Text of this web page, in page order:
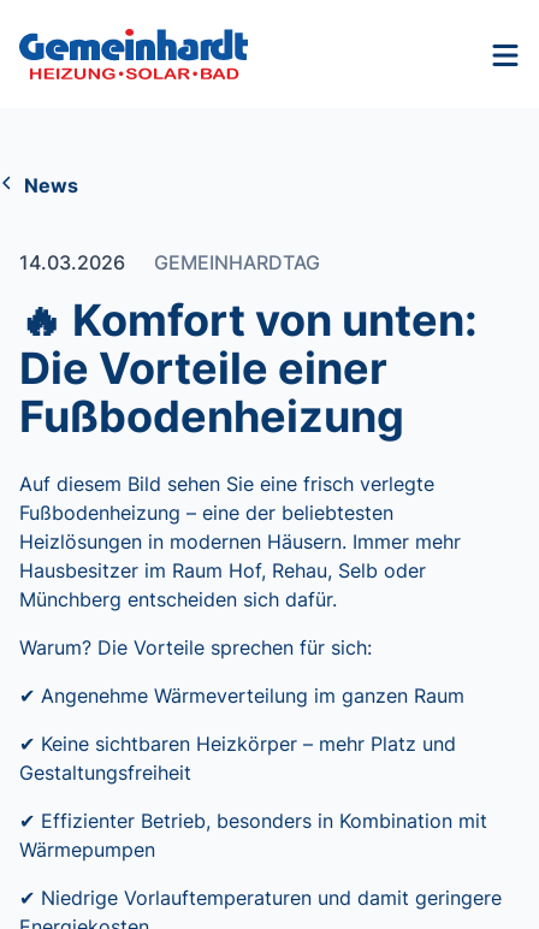
News
14.03.2026 GEMEINHARDTAG
🔥 Komfort von unten:
Die Vorteile einer
Fußbodenheizung
Auf diesem Bild sehen Sie eine frisch verlegte
Fußbodenheizung – eine der beliebtesten
Heizlösungen in modernen Häusern. Immer mehr
Hausbesitzer im Raum Hof, Rehau, Selb oder
Münchberg entscheiden sich dafür.
Warum? Die Vorteile sprechen für sich:
✔ Angenehme Wärmeverteilung im ganzen Raum
✔ Keine sichtbaren Heizkörper – mehr Platz und
Gestaltungsfreiheit
✔ Effizienter Betrieb, besonders in Kombination mit
Wärmepumpen
✔ Niedrige Vorlauftemperaturen und damit geringere